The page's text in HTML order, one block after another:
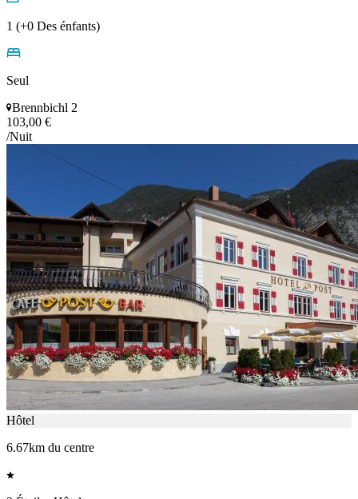
1 (+0 Des énfants)
Seul
Brennbichl 2
103,00 €
/Nuit
Hôtel
6.67km du centre